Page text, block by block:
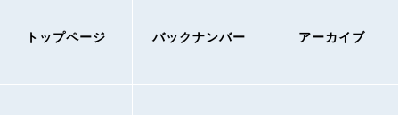
トップページ バックナンバー アーカイブ